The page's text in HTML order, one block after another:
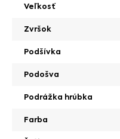
Veľkosť
Zvršok
Podšívka
Podošva
Podrážka hrúbka
Farba